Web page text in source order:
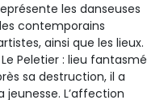
les danseuses
contemporains
ainsi que les lieux.
Peletier : lieu fantasmé
sa destruction, il a
jeunesse. L’affection